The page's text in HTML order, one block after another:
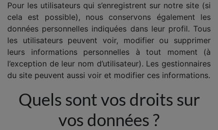
Pour les utilisateurs qui s’enregistrent sur notre site (si
cela est possible), nous conservons également les
données personnelles indiquées dans leur profil. Tous
les utilisateurs peuvent voir, modifier ou supprimer
leurs informations personnelles à tout moment (à
l’exception de leur nom d’utilisateur). Les gestionnaires
du site peuvent aussi voir et modifier ces informations.
Quels sont vos droits sur
vos données ?